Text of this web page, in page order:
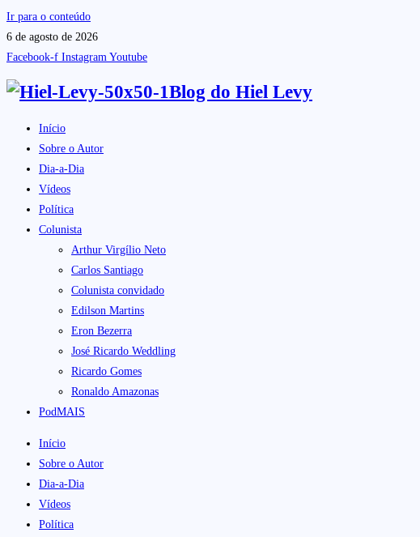
Ir para o conteúdo
6 de agosto de 2026
Facebook-f Instagram Youtube
Blog do Hiel Levy
Início
Sobre o Autor
Dia-a-Dia
Vídeos
Política
Colunista
Arthur Virgílio Neto
Carlos Santiago
Colunista convidado
Edilson Martins
Eron Bezerra
José Ricardo Weddling
Ricardo Gomes
Ronaldo Amazonas
PodMAIS
Início
Sobre o Autor
Dia-a-Dia
Vídeos
Política